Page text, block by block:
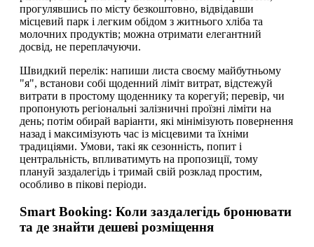
прогулявшись по місту безкоштовно, відвідавши
місцевий парк і легким обідом з житнього хліба та
молочних продуктів; можна отримати елегантний
досвід, не переплачуючи.
Швидкий перелік: напиши листа своєму майбутньому
"я", встанови собі щоденний ліміт витрат, відстежуй
витрати в простому щоденнику та корегуй; перевір, чи
пропонують регіональні залізничні проїзні ліміти на
день; потім обирай варіанти, які мінімізують повернення
назад і максимізують час із місцевими та їхніми
традиціями. Умови, такі як сезонність, попит і
центральність, впливатимуть на пропозиції, тому
плануй заздалегідь і тримай свій розклад простим,
особливо в пікові періоди.
Smart Booking: Коли заздалегідь бронювати
та де знайти дешеві розміщення